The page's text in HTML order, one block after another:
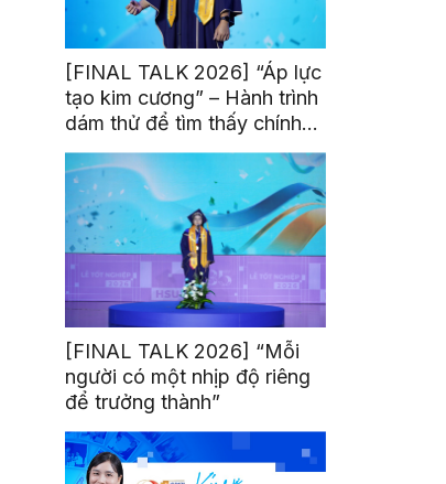
[FINAL TALK 2026] “Áp lực
tạo kim cương” – Hành trình
dám thử để tìm thấy chính
mình
[FINAL TALK 2026] “Mỗi
người có một nhịp độ riêng
để trưởng thành”